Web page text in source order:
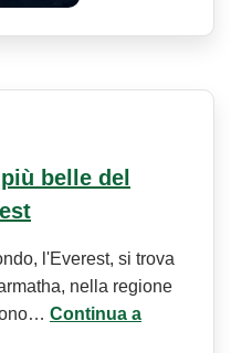
belle del
l'Everest, si trova
nella regione
Continua a